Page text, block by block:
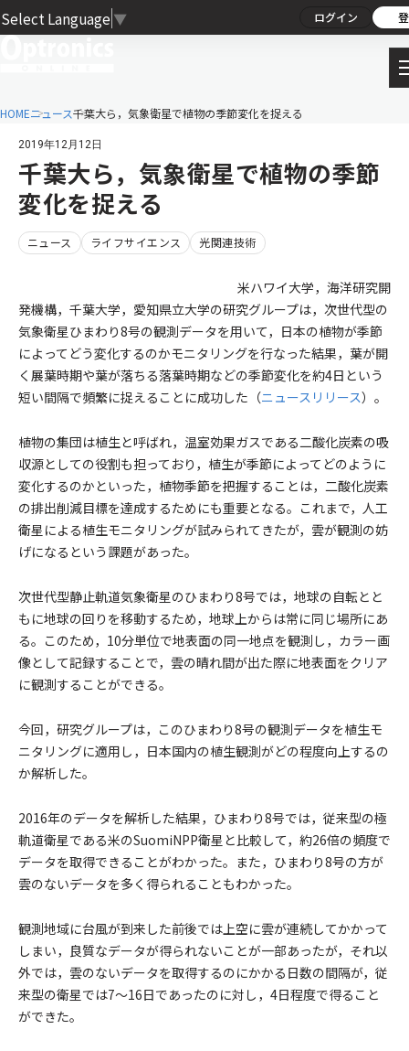
Select Language ▼ ログイン
HOMEニュース千葉大ら，気象衛星で植物の季節変化を捉える
2019年12月12日
千葉大ら，気象衛星で植物の季節
変化を捉える
ニュース ライフサイエンス 光関連技術
米ハワイ大学，海洋研究開
発機構，千葉大学，愛知県立大学の研究グループは，次世代型の
気象衛星ひまわり8号の観測データを用いて，日本の植物が季節
によってどう変化するのかモニタリングを行なった結果，葉が開
く展葉時期や葉が落ちる落葉時期などの季節変化を約4日という
短い間隔で頻繁に捉えることに成功した（ニュースリリース）。
植物の集団は植生と呼ばれ，温室効果ガスである二酸化炭素の吸
収源としての役割も担っており，植生が季節によってどのように
変化するのかといった，植物季節を把握することは，二酸化炭素
の排出削減目標を達成するためにも重要となる。これまで，人工
衛星による植生モニタリングが試みられてきたが，雲が観測の妨
げになるという課題があった。
次世代型静止軌道気象衛星のひまわり8号では，地球の自転とと
もに地球の回りを移動するため，地球上からは常に同じ場所にあ
る。このため，10分単位で地表面の同一地点を観測し，カラー画
像として記録することで，雲の晴れ間が出た際に地表面をクリア
に観測することができる。
今回，研究グループは，このひまわり8号の観測データを植生モ
ニタリングに適用し，日本国内の植生観測がどの程度向上するの
か解析した。
2016年のデータを解析した結果，ひまわり8号では，従来型の極
軌道衛星である米のSuomiNPP衛星と比較して，約26倍の頻度で
データを取得できることがわかった。また，ひまわり8号の方が
雲のないデータを多く得られることもわかった。
観測地域に台風が到来した前後では上空に雲が連続してかかって
しまい，良質なデータが得られないことが一部あったが，それ以
外では，雲のないデータを取得するのにかかる日数の間隔が，従
来型の衛星では7〜16日であったのに対し，4日程度で得ること
ができた。